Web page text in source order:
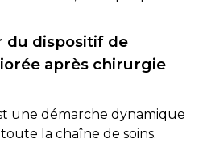
du dispositif de
après chirurgie
une démarche dynamique
la chaîne de soins.